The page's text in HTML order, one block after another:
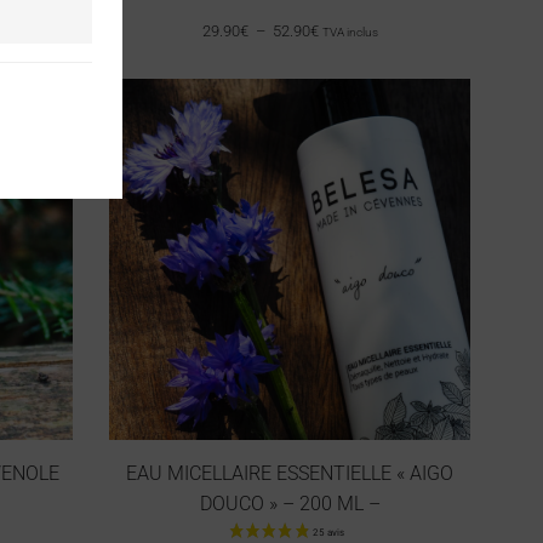
29.90€ – 52.90€ TVA inclus
EAU MICELLAIRE ESSENTIELLE « AIGO
DOUCO » – 200 ML –